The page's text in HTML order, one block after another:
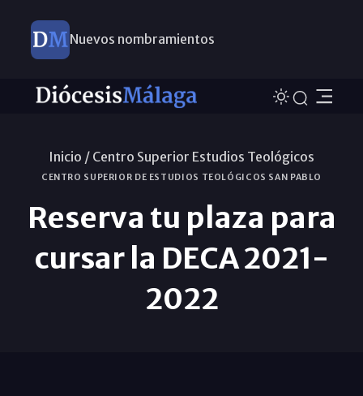
Nuevos nombramientos
Inicio / Centro Superior Estudios Teológicos
CENTRO SUPERIOR DE ESTUDIOS TEOLÓGICOS SAN PABLO
Reserva tu plaza para
cursar la DECA 2021-
2022